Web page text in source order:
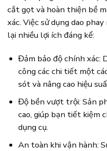
cắt gọt và hoàn thiện bề
xác. Việc sử dụng dao
lại nhiều lợi ích đáng kể:
Đảm bảo độ chính xác:
công các chi tiết một
sót và nâng cao hiệu
Độ bền vượt trội: Sản
cao, giúp bạn tiết kiệm
dụng cụ.
An toàn khi vận hành: